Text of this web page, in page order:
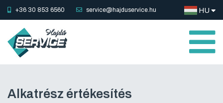
+36 30 853 6560 service@hajduservice.hu HU
Alkatrész értékesítés